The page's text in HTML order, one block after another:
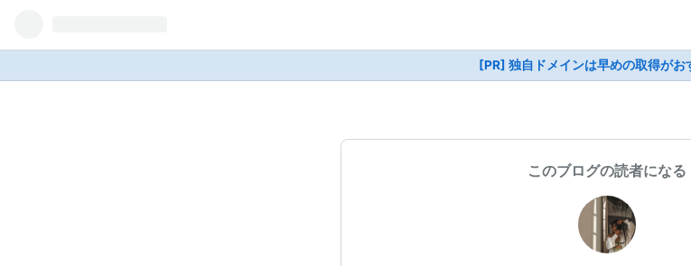
[PR] 独自ドメインは早めの取得がお
このブログの読者になる